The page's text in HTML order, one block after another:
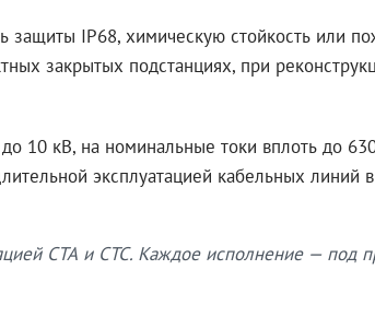
защиты IP68, химическую стойкость или
закрытых подстанциях, при
10 кВ, на номинальные токи вплоть до
эксплуатацией кабельных линий
СТА и СТС. Каждое исполнение — под